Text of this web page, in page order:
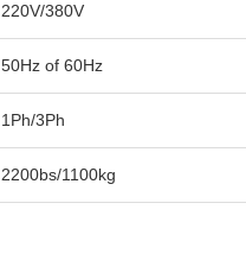
220V/380V
50Hz of 60Hz
1Ph/3Ph
2200bs/1100kg